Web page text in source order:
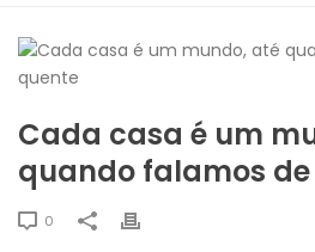
Cada casa é um
quando falamos
0